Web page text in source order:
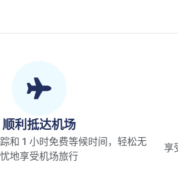
顺利抵达机场
和 1 小时免费等候时间，轻松无
忧地享受机场旅行
享